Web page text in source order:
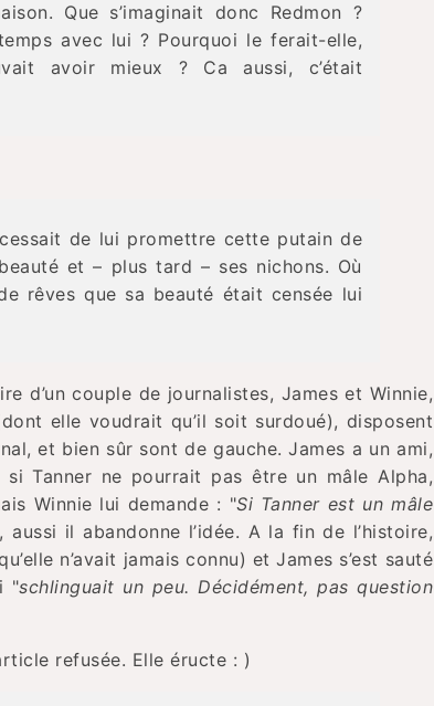
Que s’imaginait donc Redmon ?
avec lui ? Pourquoi le ferait-elle,
avoir mieux ? Ca aussi, c’était
de lui promettre cette putain de
et – plus tard – ses nichons. Où
rêves que sa beauté était censée lui
d’un couple de journalistes, James et Winnie,
elle voudrait qu’il soit surdoué), disposent
et bien sûr sont de gauche. James a un ami,
Tanner ne pourrait pas être un mâle Alpha,
Winnie lui demande : "Si Tanner est un mâle
aussi il abandonne l’idée. A la fin de l’histoire,
n’avait jamais connu) et James s’est sauté
"schlinguait un peu. Décidément, pas question
refusée. Elle éructe : )